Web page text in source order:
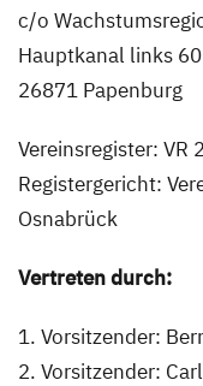
c/o
Hauptkanal links 60
26871 Papenburg
Vereinsregister: VR
Registergericht:
Osnabrück
Vertreten durch:
1. Vorsitzender:
2. Vorsitzender: